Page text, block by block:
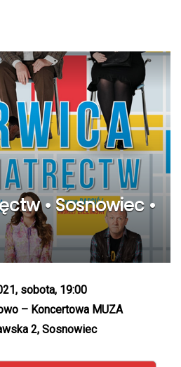
• Sosnowiec •
sobota, 19:00
– Koncertowa MUZA
2, Sosnowiec